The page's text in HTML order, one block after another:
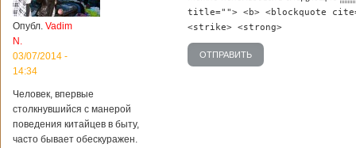
Опубл. Vadim
N.
03/07/2014 -
14:34
Человек, впервые
столкнувшийся с манерой
поведения китайцев в быту,
часто бывает обескуражен.
title=""> <b> <blockquote
<strike> <strong>